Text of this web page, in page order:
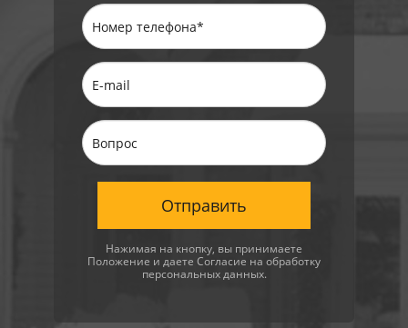
Отправить
Нажимая на кнопку, вы принимаете
Положение и даете Согласие на обработку
персональных данных.